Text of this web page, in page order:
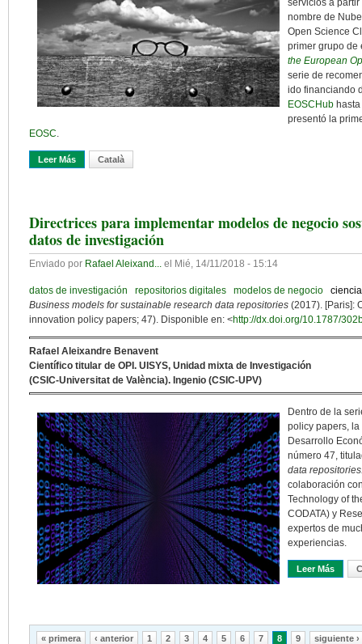
servicios a
nombre de
Open Science
primer grupo de
the European
serie de
ido financiando
EOSCHub
presentó la
EOSC.
Leer Más Sobre Ya Empieza A Vislumbrarse La Nube
Català
Directrices para implementar modelos de negocio
datos de investigación
Enviado por Rafael Aleixand... el Mié, 14/11/2018 - 15:14
datos de investigación repositorios digitales modelos de negocio
Business models for sustainable research data repositories (2017). [Paris]:
innovation policy papers; 47). Disponible en: <http://dx.doi.org/10.1787/
Rafael Aleixandre Benavent
Científico titular de OPI. UISYS, Unidad mixta de Investigación
(CSIC-Universitat de València). Ingenio (CSIC-UPV)
Dentro de la
policy papers,
Desarrollo
número 47,
data
colaboración
Technology of
CODATA) y
expertos de
experiencias.
Leer Más
Páginas
« primera ‹ anterior 1 2 3 4 5 6 7 8 9 siguiente ›